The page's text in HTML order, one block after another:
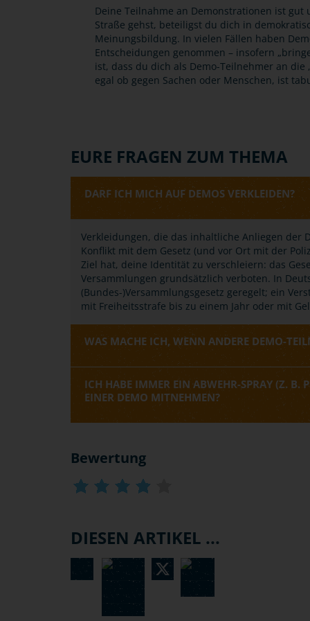
Deine Teilnahme an Demonstrationen ist
Straße gehst, beteiligst du dich in
Meinungsbildung. In vielen Fällen haben
Entscheidungen genommen – insofern
ist, dass du dich als Demo-Teilnehmer an die
egal ob gegen Sachen oder Menschen, ist
EURE FRAGEN ZUM THEMA
DARF ICH MICH AUF DEMOS VERKLEIDEN?
Verkleidungen, die das inhaltliche Anliegen der
Konflikt mit dem Gesetz (und vor Ort mit der
Ziel hat, deine Identität zu verschleiern: das
Versammlungen grundsätzlich verboten. In
(Bundes-)Versammlungsgesetz geregelt; ein
mit Freiheitsstrafe bis zu einem Jahr oder mit
WAS MACHE ICH, WENN ANDERE DEMO-
ICH HABE IMMER EIN ABWEHR-SPRAY (Z. B.
EINER DEMO MITNEHMEN?
Bewertung
DIESEN ARTIKEL ...